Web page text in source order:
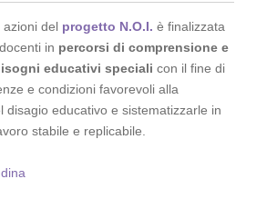
azioni del progetto N.O.I. è finalizzata
in percorsi di comprensione e
educativi speciali con il fine di
e condizioni favorevoli alla
disagio educativo e sistematizzarle in
stabile e replicabile.